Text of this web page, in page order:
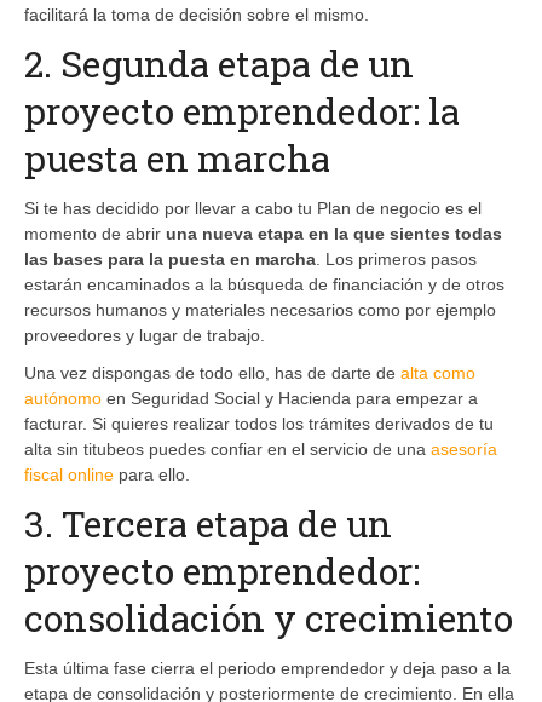
facilitará la toma de decisión sobre el mismo.
2. Segunda etapa de un
proyecto emprendedor: la
puesta en marcha
Si te has decidido por llevar a cabo tu Plan de negocio es el
momento de abrir una nueva etapa en la que sientes todas
las bases para la puesta en marcha . Los primeros pasos
estarán encaminados a la búsqueda de financiación y de otros
recursos humanos y materiales necesarios como por ejemplo
proveedores y lugar de trabajo.
Una vez dispongas de todo ello, has de darte de alta como
autónomo en Seguridad Social y Hacienda para empezar a
facturar. Si quieres realizar todos los trámites derivados de tu
alta sin titubeos puedes confiar en el servicio de una asesoría
fiscal online para ello.
3. Tercera etapa de un
proyecto emprendedor:
consolidación y crecimiento
Esta última fase cierra el periodo emprendedor y deja paso a la
etapa de consolidación y posteriormente de crecimiento. En ella